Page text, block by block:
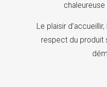
Le plaisir
respect du produit